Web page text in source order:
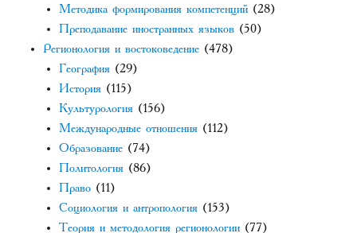
Методика формирования компетенций (28)
Преподавание иностранных языков (50)
Регионология и востоковедение (478)
География (29)
История (115)
Культурология (156)
Международные отношения (112)
Образование (74)
Политология (86)
Право (11)
Социология и антропология (153)
Теория и методология регионологии (77)